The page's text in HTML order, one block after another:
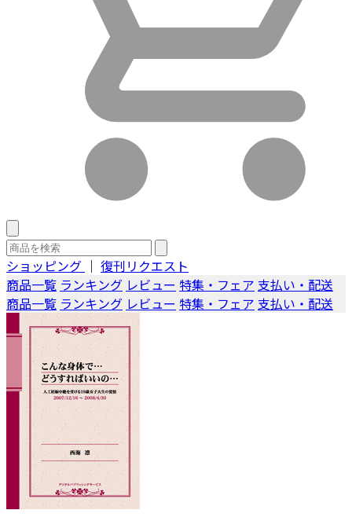
ショッピング ｜ 復刊リクエスト
商品一覧 ランキング レビュー 特集・フェア 支払い・配送
商品一覧 ランキング レビュー 特集・フェア 支払い・配送